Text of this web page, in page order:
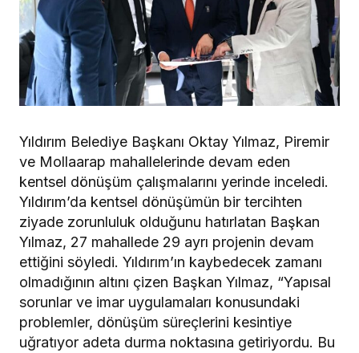
Yıldırım Belediye Başkanı Oktay Yılmaz, Piremir
ve Mollaarap mahallelerinde devam eden
kentsel dönüşüm çalışmalarını yerinde inceledi.
Yıldırım’da kentsel dönüşümün bir tercihten
ziyade zorunluluk olduğunu hatırlatan Başkan
Yılmaz, 27 mahallede 29 ayrı projenin devam
ettiğini söyledi. Yıldırım’ın kaybedecek zamanı
olmadığının altını çizen Başkan Yılmaz, “Yapısal
sorunlar ve imar uygulamaları konusundaki
problemler, dönüşüm süreçlerini kesintiye
uğratıyor adeta durma noktasına getiriyordu. Bu